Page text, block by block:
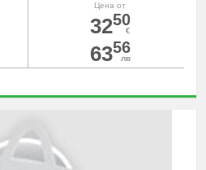
Цена от
3250
€
6356
лв